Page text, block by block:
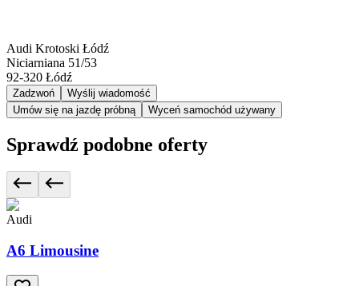
Audi Krotoski Łódź
Niciarniana 51/53
92-320 Łódź
Zadzwoń
Wyślij wiadomość
Umów się na jazdę próbną
Wyceń samochód używany
Sprawdź podobne oferty
Audi
A6 Limousine